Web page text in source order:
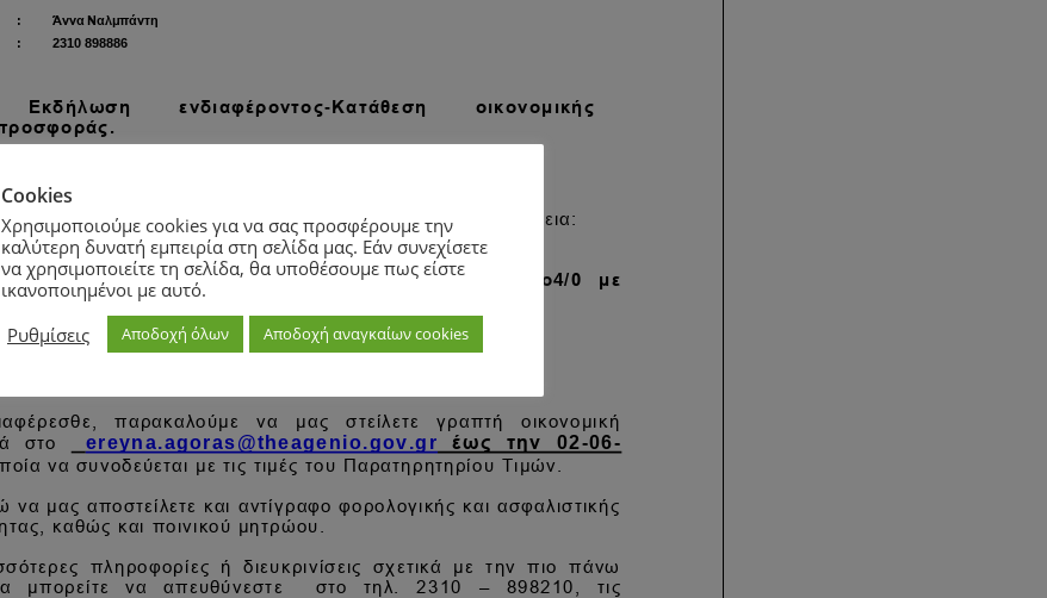
Cookies
Χρησιμοποιούμε cookies για να σας προσφέρουμε την
καλύτερη δυνατή εμπειρία στη σελίδα μας. Εάν συνεχίσετε
να χρησιμοποιείτε τη σελίδα, θα υποθέσουμε πως είστε
ικανοποιημένοι με αυτό.
Ρυθμίσεις
Αποδοχή όλων Αποδοχή αναγκαίων cookies